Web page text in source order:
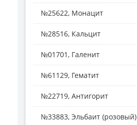
№25622, Монацит
№28516, Кальцит
№01701, Галенит
№61129, Гематит
№22719, Антигорит
№33883, Эльбаит (розовый)